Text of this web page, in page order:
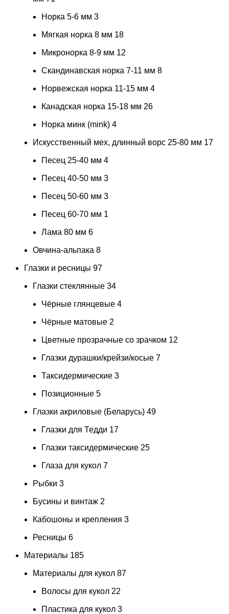
Норка 5-6 мм 3
Мягкая норка 8 мм 18
Микронорка 8-9 мм 12
Скандинавская норка 7-11 мм 8
Норвежская норка 11-15 мм 4
Канадская норка 15-18 мм 26
Норка минк (mink) 4
Искусственный мех, длинный ворс 25-80 мм 17
Песец 25-40 мм 4
Песец 40-50 мм 3
Песец 50-60 мм 3
Песец 60-70 мм 1
Лама 80 мм 6
Овчина-альпака 8
Глазки и ресницы 97
Глазки стеклянные 34
Чёрные глянцевые 4
Чёрные матовые 2
Цветные прозрачные со зрачком 12
Глазки дурашки/крейзи/косые 7
Таксидермические 3
Позиционные 5
Глазки акриловые (Беларусь) 49
Глазки для Тедди 17
Глазки таксидермические 25
Глаза для кукол 7
Рыбки 3
Бусины и винтаж 2
Кабошоны и крепления 3
Ресницы 6
Материалы 185
Материалы для кукол 87
Волосы для кукол 22
Пластика для кукол 3